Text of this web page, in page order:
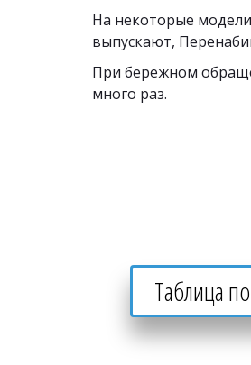
На некоторые
выпускают,
При бережном
много раз.
Таблица